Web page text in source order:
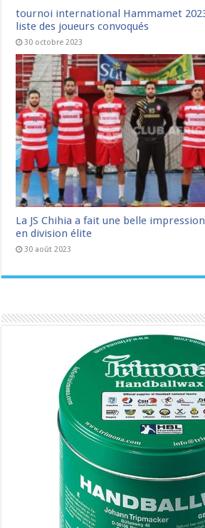
tournoi international Hammamet
liste des joueurs convoqués
30 octobre 2023
La JS Chihia a fait une belle
en division élite
30 août 2023